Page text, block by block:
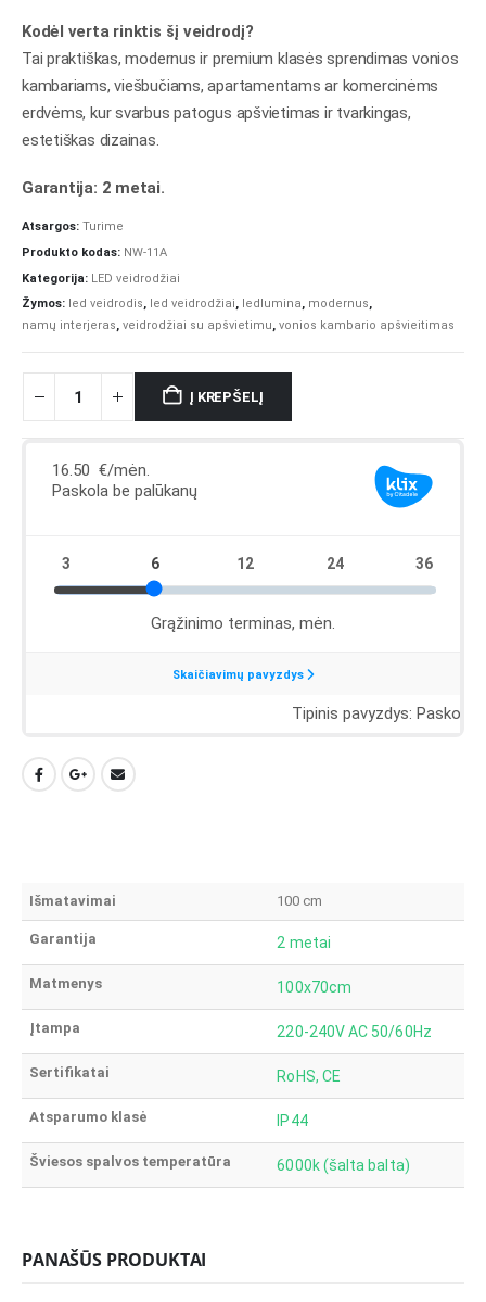
Kodėl verta rinktis šį veidrodį?
Tai praktiškas, modernus ir premium klasės sprendimas vonios
kambariams, viešbučiams, apartamentams ar komercinėms
erdvėms, kur svarbus patogus apšvietimas ir tvarkingas,
estetiškas dizainas.
Garantija: 2 metai.
Atsargos: Turime
Produkto kodas: NW-11A
Kategorija: LED veidrodžiai
Žymos: led veidrodis, led veidrodžiai, ledlumina, modernus,
namų interjeras, veidrodžiai su apšvietimu, vonios kambario apšvieitimas
Į KREPŠELĮ
Išmatavimai 100 cm
Garantija 2 metai
Matmenys 100x70cm
Įtampa 220-240V AC 50/60Hz
Sertifikatai RoHS, CE
Atsparumo klasė IP44
Šviesos spalvos temperatūra 6000k (šalta balta)
PANAŠŪS PRODUKTAI